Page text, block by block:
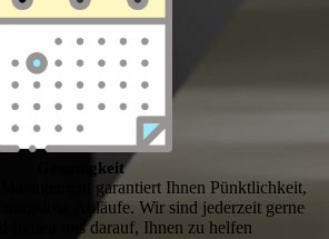
Genauigkeit
garantiert Ihnen Pünktlichkeit,
Abläufe. Wir sind jederzeit gerne
freuen uns darauf, Ihnen zu helfen